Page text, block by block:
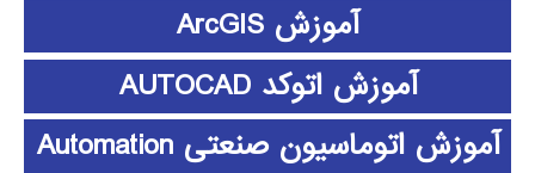
آموزش ArcGIS
آموزش اتوکد AUTOCAD
آموزش اتوماسیون صنعتی Automation